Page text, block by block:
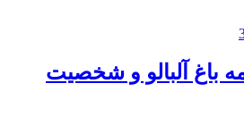
باغ آلبالو و شخصیت